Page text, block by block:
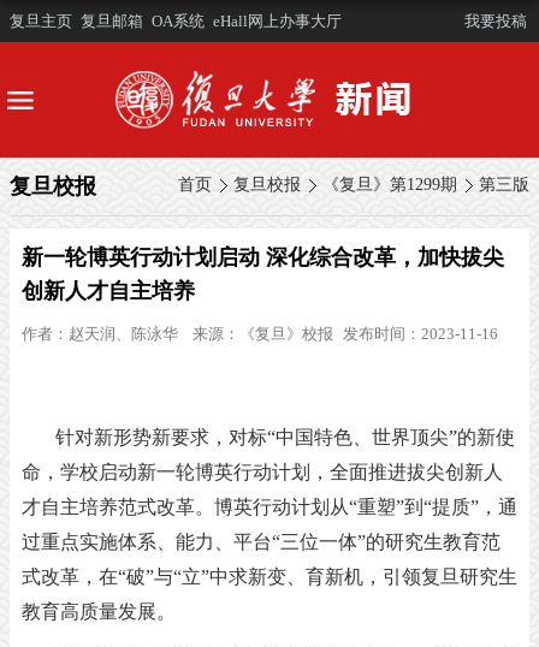
复旦主页 复旦邮箱 OA系统 eHall网上办事大厅 我要投稿
首页 复旦校报 《复旦》第1299期 第三版
复旦校报
新一轮博英行动计划启动 深化综合改革，加快拔尖
创新人才自主培养
作者： 赵天润、陈泳华 来源： 《复旦》校报 发布时间：2023-11-16
针对新形势新要求，对标“中国特色、世界顶尖”的新使
命，学校启动新一轮博英行动计划，全面推进拔尖创新人
才自主培养范式改革。博英行动计划从“重塑”到“提质”，通
过重点实施体系、能力、平台“三位一体”的研究生教育范
式改革，在“破”与“立”中求新变、育新机，引领复旦研究生
教育高质量发展。